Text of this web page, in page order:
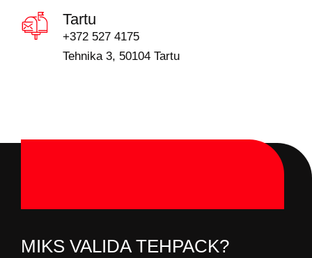
Tartu
+372 527 4175
Tehnika 3, 50104 Tartu
MIKS VALIDA TEHPACK?